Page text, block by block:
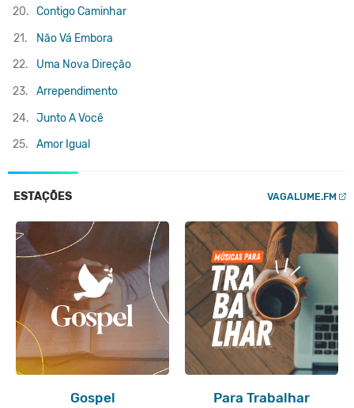
20. Contigo Caminhar
21.
Não Vá Embora
22.
Uma Nova Direção
23.
Arrependimento
24. Junto A Você
25.
Amor Igual
ESTAÇÕES VAGALUME.FM
Gospel Para Trabalhar